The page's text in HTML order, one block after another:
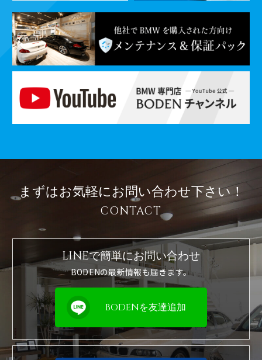
まずはお気軽にお問い合わせ下さい！
CONTACT
LINEで簡単にお問い合わせ
BODENの最新情報も届きます。
BODENを友達追加